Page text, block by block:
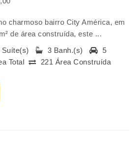
charmoso bairro City América, em
de área construída, este ...
Suíte(s) 3 Banh.(s)
5
Total 221 Área Construída